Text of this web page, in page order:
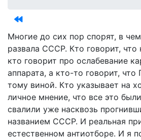
Многие до сих пор спорят, в
развала СССР. Кто говорит, что
кто говорит про ослабевание
аппарата, а кто-то говорит,
тому виной. Кто указывает на
личное мнение, что все это
свалили уже насквозь
названием СССР. И реальная
естественном антиотборе. И я